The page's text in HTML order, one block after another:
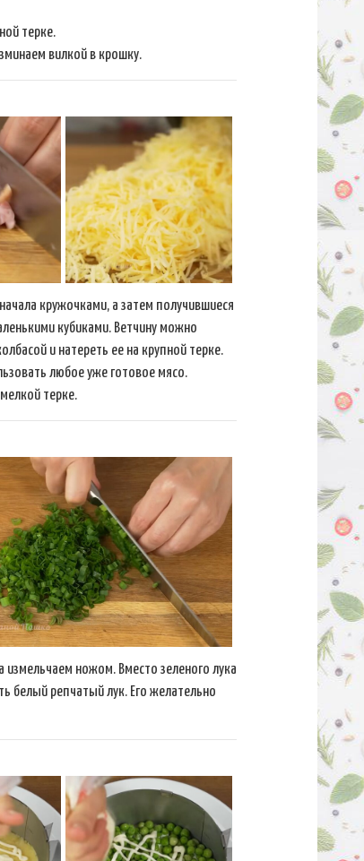
терке.
вилкой в крошку.
кружочками, а затем получившиеся
кубиками. Ветчину можно
и натереть ее на крупной терке.
любое уже готовое мясо.
терке.
измельчаем ножом. Вместо зеленого лука
белый репчатый лук. Его желательно